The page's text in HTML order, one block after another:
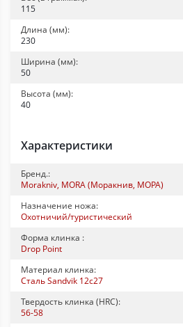
115
Длина (мм):
230
Ширина (мм):
50
Высота (мм):
40
Характеристики
Бренд.:
Morakniv, MORA (Моракнив, МОРА)
Назначение ножа:
Охотничий/туристический
Форма клинка :
Drop Point
Материал клинка:
Сталь Sandvik 12c27
Твердость клинка (HRC):
56-58